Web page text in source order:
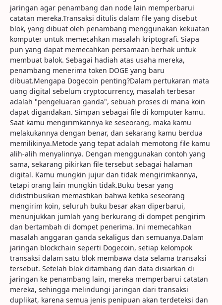
jaringan agar penambang dan node lain memperbarui
catatan mereka.Transaksi ditulis dalam file yang disebut
blok, yang dibuat oleh penambang menggunakan kekuatan
komputer untuk memecahkan masalah kriptografi. Siapa
pun yang dapat memecahkan persamaan berhak untuk
membuat balok. Sebagai hadiah atas usaha mereka,
penambang menerima token DOGE yang baru
dibuat.Mengapa Dogecoin penting?Dalam pertukaran mata
uang digital sebelum cryptocurrency, masalah terbesar
adalah "pengeluaran ganda", sebuah proses di mana koin
dapat digandakan. Simpan sebagai file di komputer kamu.
Saat kamu mengirimkannya ke seseorang, maka kamu
melakukannya dengan benar, dan sekarang kamu berdua
memilikinya.Metode yang tepat adalah memotong file kamu
alih-alih menyalinnya. Dengan menggunakan contoh yang
sama, sekarang pikirkan file tersebut sebagai halaman
digital. Kamu mungkin jujur dan tidak mengirimkannya,
tetapi orang lain mungkin tidak.Buku besar yang
didistribusikan memastikan bahwa ketika seseorang
mengirim koin, seluruh buku besar akan diperbarui,
menunjukkan jumlah yang berkurang di dompet pengirim
dan bertambah di dompet penerima. Ini memecahkan
masalah anggaran ganda sekaligus dan semuanya.Dalam
jaringan blockchain seperti Dogecoin, setiap kelompok
transaksi dalam satu blok membawa data selama transaksi
tersebut. Setelah blok ditambang dan data disiarkan di
jaringan ke penambang lain, mereka memperbarui catatan
mereka, sehingga melindungi jaringan dari transaksi
duplikat, karena semua jenis penipuan akan terdeteksi dan